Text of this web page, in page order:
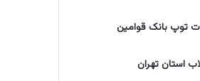
توپ بانک قوامین
استان تهران